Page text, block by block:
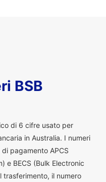
BSB
di 6 cifre usato per
in Australia. I numeri
pagamento APCS
e BECS (Bulk Electronic
trasferimento, il numero